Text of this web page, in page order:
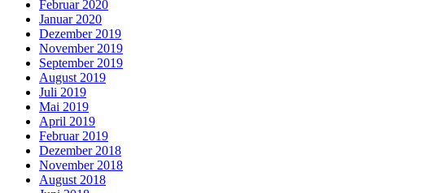
Februar 2020
Januar 2020
Dezember 2019
November 2019
September 2019
August 2019
Juli 2019
Mai 2019
April 2019
Februar 2019
Dezember 2018
November 2018
August 2018